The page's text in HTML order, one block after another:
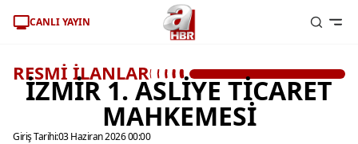
CANLI YAYIN
RESMİ İLANLAR
İZMİR 1. ASLİYE TİCARET
MAHKEMESİ
Giriş Tarihi:03 Haziran 2026 00:00